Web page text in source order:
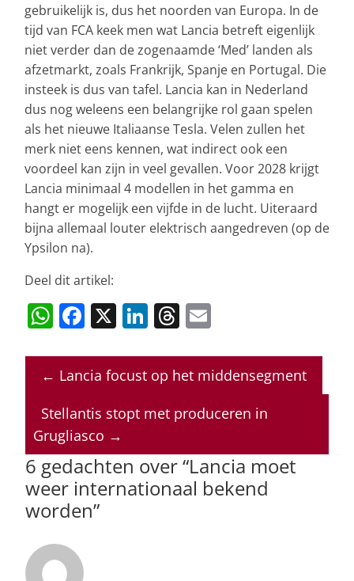
gebruikelijk is, dus het noorden van Europa. In de
tijd van FCA keek men wat Lancia betreft eigenlijk
niet verder dan de zogenaamde ‘Med’ landen als
afzetmarkt, zoals Frankrijk, Spanje en Portugal. Die
insteek is dus van tafel. Lancia kan in Nederland
dus nog weleens een belangrijke rol gaan spelen
als het nieuwe Italiaanse Tesla. Velen zullen het
merk niet eens kennen, wat indirect ook een
voordeel kan zijn in veel gevallen. Voor 2028 krijgt
Lancia minimaal 4 modellen in het gamma en
hangt er mogelijk een vijfde in de lucht. Uiteraard
bijna allemaal louter elektrisch aangedreven (op de
Ypsilon na).
Deel dit artikel:
W
at
s
A
p
p
F
c
e
b
o
o
k
X Li
k
e
dI
T
re
a
d
ai
l
← Lancia focust op het middensegment
Stellantis stopt met produceren in
Grugliasco →
6 gedachten over “Lancia moet
weer internationaal bekend
worden”